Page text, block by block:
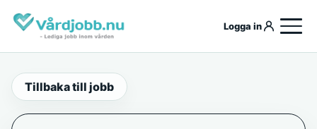
Logga in
Tillbaka till jobb